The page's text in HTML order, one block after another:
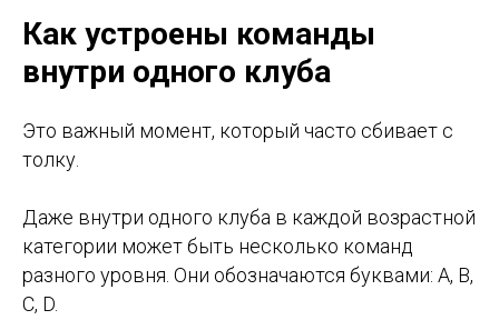
Как устроены команды
внутри одного клуба
Это важный момент, который часто сбивает с
толку.
Даже внутри одного клуба в каждой возрастной
категории может быть несколько команд
разного уровня. Они обозначаются буквами: A, B,
C, D.